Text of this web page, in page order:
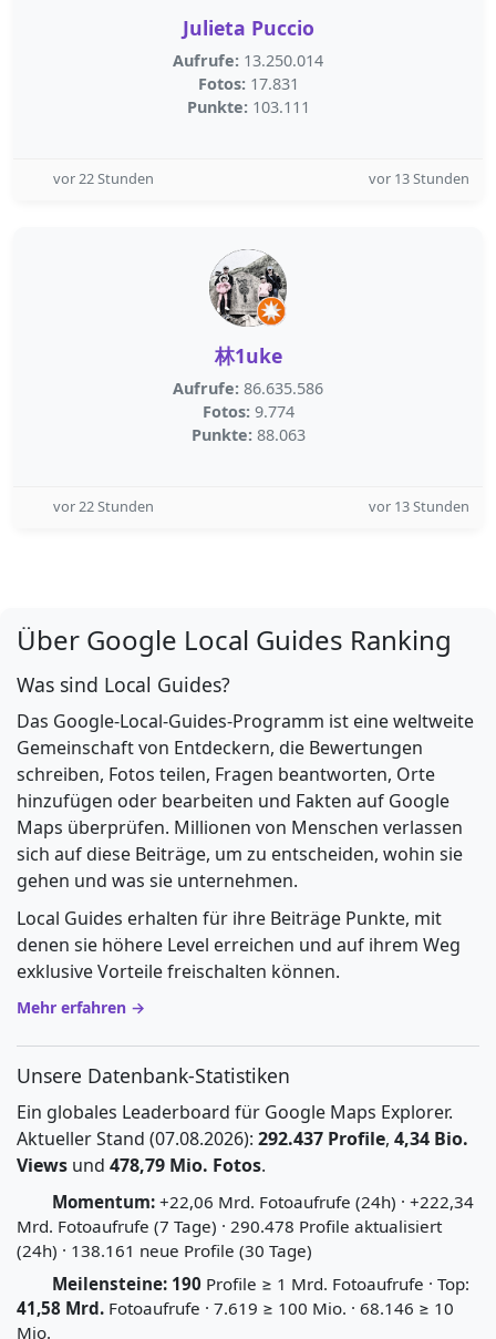
Julieta Puccio
Aufrufe: 13.250.014
Fotos: 17.831
Punkte: 103.111
vor 22 Stunden vor 13 Stunden
林1uke
Aufrufe: 86.635.586
Fotos: 9.774
Punkte: 88.063
vor 22 Stunden vor 13 Stunden
Über Google Local Guides Ranking
Was sind Local Guides?
Das Google-Local-Guides-Programm ist eine weltweite
Gemeinschaft von Entdeckern, die Bewertungen
schreiben, Fotos teilen, Fragen beantworten, Orte
hinzufügen oder bearbeiten und Fakten auf Google
Maps überprüfen. Millionen von Menschen verlassen
sich auf diese Beiträge, um zu entscheiden, wohin sie
gehen und was sie unternehmen.
Local Guides erhalten für ihre Beiträge Punkte, mit
denen sie höhere Level erreichen und auf ihrem Weg
exklusive Vorteile freischalten können.
Mehr erfahren →
Unsere Datenbank-Statistiken
Ein globales Leaderboard für Google Maps Explorer.
Aktueller Stand (07.08.2026): 292.437 Profile, 4,34 Bio.
Views und 478,79 Mio. Fotos.
Momentum: +22,06 Mrd. Fotoaufrufe (24h) · +222,34
Mrd. Fotoaufrufe (7 Tage) · 290.478 Profile aktualisiert
(24h) · 138.161 neue Profile (30 Tage)
Meilensteine: 190 Profile ≥ 1 Mrd. Fotoaufrufe · Top:
41,58 Mrd. Fotoaufrufe · 7.619 ≥ 100 Mio. · 68.146 ≥ 10
Mio.